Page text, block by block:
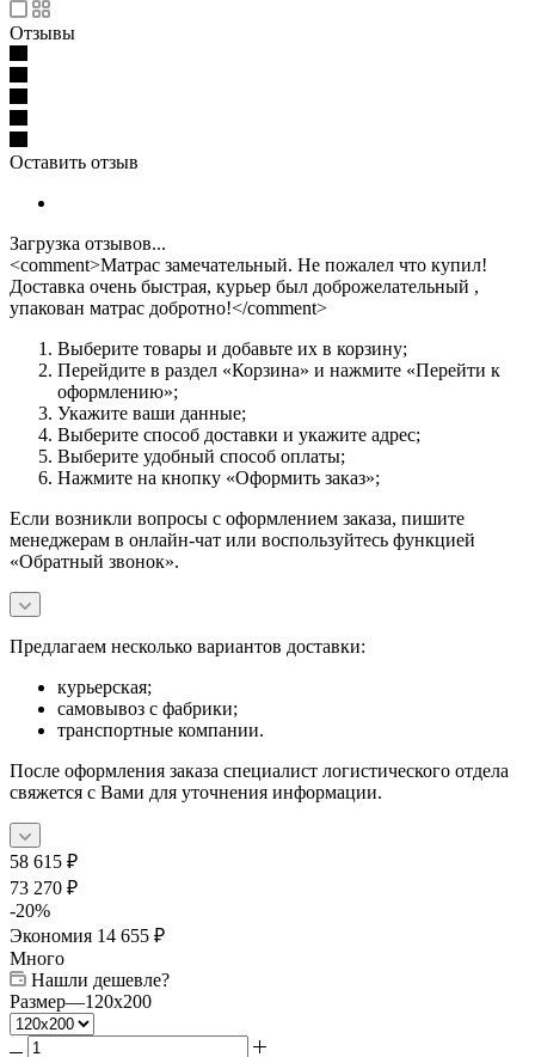
Отзывы
Оставить отзыв
Загрузка отзывов...
<comment>Матрас замечательный. Не пожалел что купил!
Доставка очень быстрая, курьер был доброжелательный ,
упакован матрас добротно!</comment>
Выберите товары и добавьте их в корзину;
Перейдите в раздел «Корзина» и нажмите «Перейти к
оформлению»;
Укажите ваши данные;
Выберите способ доставки и укажите адрес;
Выберите удобный способ оплаты;
Нажмите на кнопку «Оформить заказ»;
Если возникли вопросы с оформлением заказа, пишите
менеджерам в онлайн-чат или воспользуйтесь функцией
«Обратный звонок».
Предлагаем несколько вариантов доставки:
курьерская;
самовывоз с фабрики;
транспортные компании.
После оформления заказа специалист логистического отдела
свяжется с Вами для уточнения информации.
58 615 ₽
73 270 ₽
-20%
Экономия 14 655 ₽
Много
Нашли дешевле?
Размер—120x200